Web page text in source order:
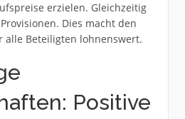
erzielen. Gleichzeitig
Dies macht den
alle Beteiligten lohnenswert.
Positive